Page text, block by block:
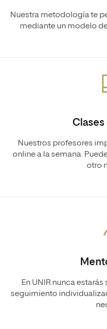
Nuestra metodología te
mediante un modelo
Nuestros profesores
online a la semana.
otro
En UNIR nunca
seguimiento